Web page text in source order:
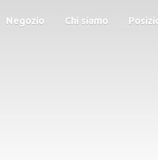
Negozio Chi siamo